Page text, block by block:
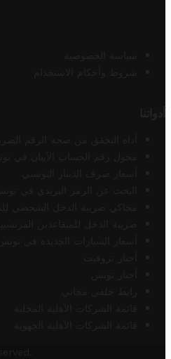
سياسة الخصوصية
شروط وأحكام الاستخدام
أدواتنا
أداة التحقق من صحة الرقم
محول رقم الحساب الآيبان في
أسعار صرف الدينار التونسي
البحث عن الرمز البريدي في تونس
محاكي ضريبة الدخل الشخصي
ضريبة الدخل للمتقاعدين
أسعار السيارات الجديدة في تونس
أخبار تروفيت
أخبار تونس
رابط خلفي مجاني
قائمة الشركات الأهلية المحلية
قائمة الشركات الأهلية الجهوية